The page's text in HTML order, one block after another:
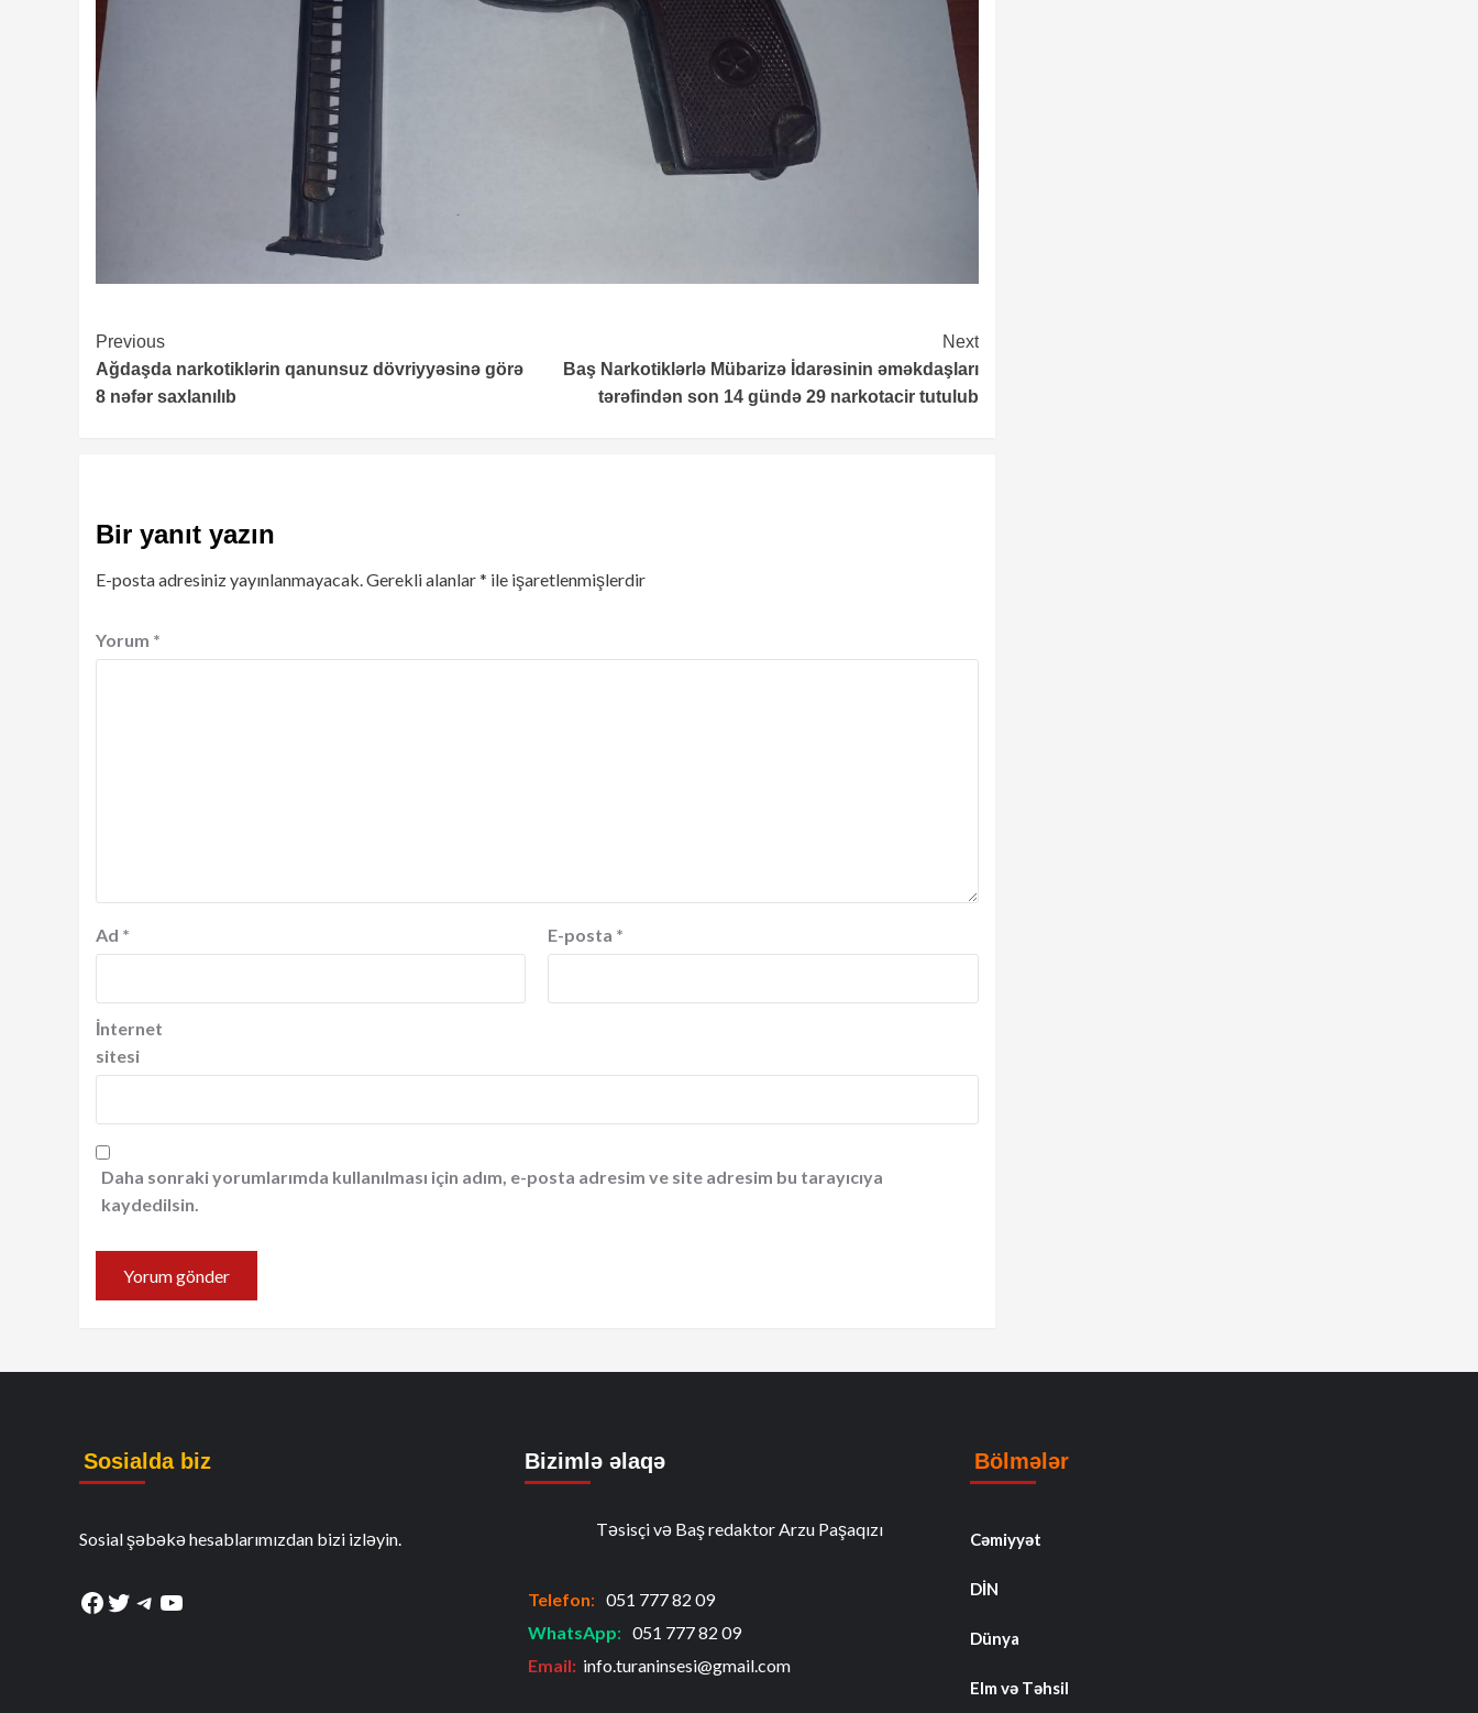
Continue
Reading
Previous
Ağdaşda narkotiklərin qanunsuz dövriyyəsinə görə
8 nəfər saxlanılıb
Next
Baş Narkotiklərlə Mübarizə İdarəsinin əməkdaşları
tərəfindən son 14 gündə 29 narkotacir tutulub
Bir yanıt yazın
E-posta adresiniz yayınlanmayacak.Gerekli alanlar* ile işaretlenmişlerdir
Yorum *
Ad * E-posta *
İnternet
sitesi
Daha sonraki yorumlarımda kullanılması için adım, e-posta adresim ve site adresim bu tarayıcıya
kaydedilsin.
Sosialda biz
Sosial şəbəkə hesablarımızdan bizi izləyin.
Facebook
Twitter
Telegram
YouTube
Bizimlə əlaqə
Təsisçi və Baş redaktor Arzu Paşaqızı
Telefon: 051 777 82 09
WhatsApp: 051 777 82 09
Email: info.turaninsesi@gmail.com
Bölmələr
Cəmiyyət
DİN
Dünya
Elm və Təhsil